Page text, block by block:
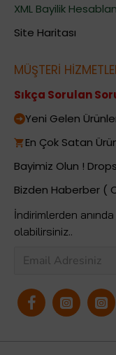
XML Bayilik
Site Haritası
MÜŞTERİ
Sıkça Sorulan
Yeni Gelen
En Çok Satan
Bayimiz Olun !
Bizden Haberber (
İndirimlerden
olabilirsiniz..